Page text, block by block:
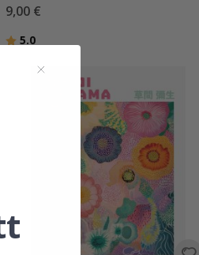
9,00 €
Bewertung:
5.0von 5 Sternen